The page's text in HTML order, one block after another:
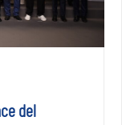
del